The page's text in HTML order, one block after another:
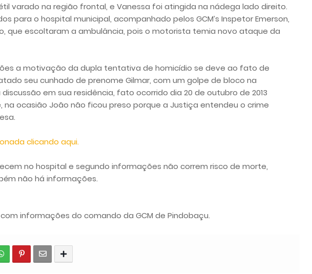
varado na região frontal, e Vanessa foi atingida na nádega lado direito.
para o hospital municipal, acompanhado pelos GCM’s Inspetor Emerson,
que escoltaram a ambulância, pois o motorista temia novo ataque da
a motivação da dupla tentativa de homicídio se deve ao fato de
seu cunhado de prenome Gilmar, com um golpe de bloco na
em sua residência, fato ocorrido dia 20 de outubro de 2013
na ocasião João não ficou preso porque a Justiça entendeu o crime
clicando aqui.
no hospital e segundo informações não correm risco de morte,
não há informações.
informações do comando da GCM de Pindobaçu.